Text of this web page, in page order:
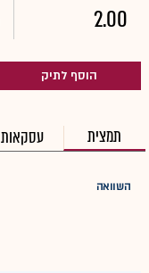
2.00
הוסף לתיק
תמצית עסקאות
השוואה